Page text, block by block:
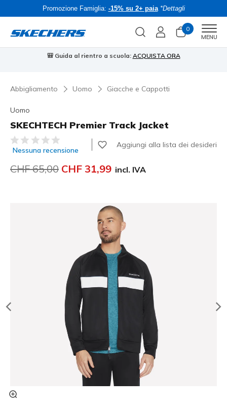
Promozione Famiglia: -15% su 2+ paia *Dettagli
0
MENU
🎒 Guida al rientro a scuola: ACQUISTA ORA
Abbigliamento Uomo Giacche e Cappotti
Uomo
SKECHTECH Premier Track Jacket
Valutazione cliente 4.3 su 5
Nessuna recensione
Aggiungi alla lista dei desideri
Prezzo ridotto da
CHF 65,00 per
CHF 31,99 incl. IVA